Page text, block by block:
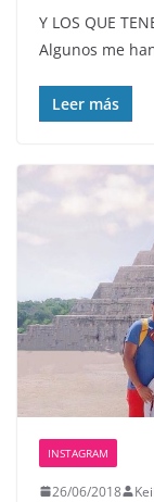
Y LOS QUE
Algunos me
Leer más
INSTAGRAM
26/06/2018